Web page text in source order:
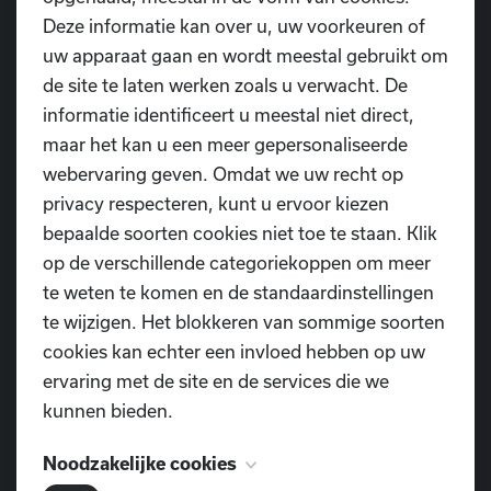
Na het eerste werkjaar als ouderraad binnen
D.I.O.P. kunnen we bevestigen dat deze
stelling binnen de dansschoolnietvan
toepassing is. Al vanaf de eerste vergadering
stemt de dansschool alle nieuwe initiatieven
met de ouderraad af, werden mogelijke
verbeteringen/ aanpassingen na elk event
besproken en werd input gevraagd in geval
van algemene werking/docenten of
opmerkingen van ouders en dansers.
In overleg met de dansschool bepalen we een
aantal onderwerpen of projecten waar bij
elke ouder zelf kiest om hieraan al dan niet
bij te dragen, ieder volgens zijn/haar
mogelijkheden en expertise. Zo voerden we
al een marktonderzoek uit naar dansscholen
proevend het Diopperke en werken we met
de werkgroep Gelijke Danskansen een beleid
Deze informatie kan over u, uw voorkeuren of
uw apparaat gaan en wordt meestal gebruikt om
de site te laten werken zoals u verwacht. De
informatie identificeert u meestal niet direct,
maar het kan u een meer gepersonaliseerde
webervaring geven. Omdat we uw recht op
privacy respecteren, kunt u ervoor kiezen
bepaalde soorten cookies niet toe te staan. Klik
op de verschillende categoriekoppen om meer
te weten te komen en de standaardinstellingen
te wijzigen. Het blokkeren van sommige soorten
cookies kan echter een invloed hebben op uw
ervaring met de site en de services die we
kunnen bieden.
Noodzakelijke cookies